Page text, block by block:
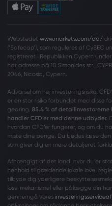
Webstedet www.markets.com/da/
(‘Safecap’), som reguleres af CySEC
registreret i Republikken Cypern under
har adresse på 10 Simonides str.,
2046, Nicosia, Cypern.
Advarsel om høj investeringsrisiko:
er en stor risiko forbundet med disse
gearing. 85.4 % af
handler CFD’er med denne udbyder.
hvordan CFD’er fungerer, og om du
miste dine penge. Du bedes læse
som giver dig en mere detaljeret
Afhængigt af det land, hvor du er
henhold til gældende lokale love,
tilbyde dig yderligere
loss-mekanisme) eller pålægge din
gennemgå vores